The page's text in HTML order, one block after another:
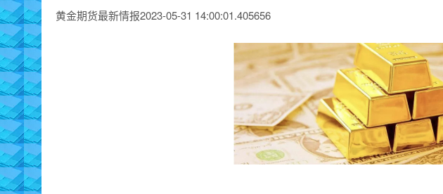
黄金期货最新情报2023-05-31 14:00:01.405656